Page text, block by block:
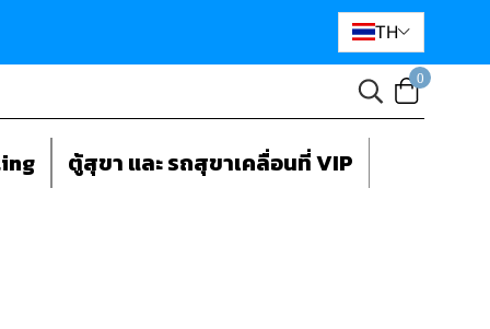
TH
0
ตู้สุขา และ รถสุขาเคลื่อนที่ VIP